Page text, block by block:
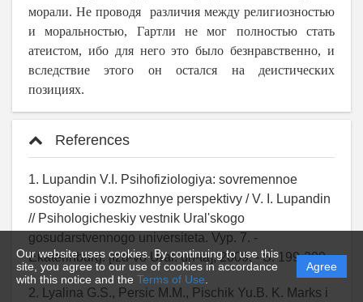
Our website uses cookies. By continuing to use this
site, you agree to our use of cookies in accordance
with this notice and the Terms of Use
Agree
морали. Не проводя различия между религиозностью
и моральностью, Гартли не мог полностью стать
атеистом, ибо для него это было безнравственно, и
вследствие этого он остался на деистических
позициях.
References
1. Lupandin V.I. Psihofiziologiya: sovremennoe
sostoyanie i vozmozhnye perspektivy / V. I. Lupandin
// Psihologicheskiy vestnik Ural'skogo
gosudarstvennogo universiteta. Vyp. 7. -
Ekaterinburg: [Izd-vo Ural. un-ta], 2009. - S. 199-209.
2. Lyalina G.S., Persic M.M., Pischik Yu.B. K. Marks i